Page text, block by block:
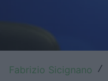
Challenge Cup
World Rugby
Fabrizio Sicignano /